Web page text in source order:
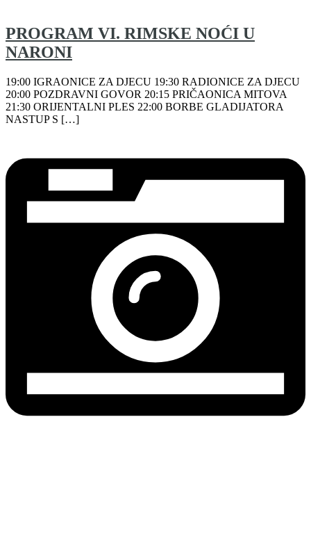
PROGRAM VI. RIMSKE NOĆI U
NARONI
19:00 IGRAONICE ZA DJECU 19:30 RADIONICE ZA DJECU
20:00 POZDRAVNI GOVOR 20:15 PRIČAONICA MITOVA
21:30 ORIJENTALNI PLES 22:00 BORBE GLADIJATORA
NASTUP S […]